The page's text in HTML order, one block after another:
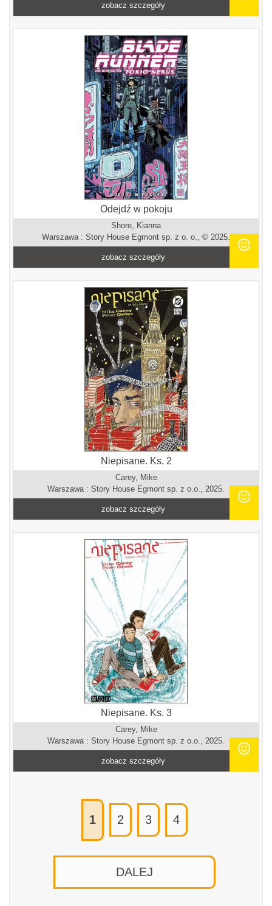
zobacz szczegóły
Odejdź w pokoju
Shore, Kianna
Warszawa : Story House Egmont sp. z o. o., © 2025.
zobacz szczegóły
Niepisane. Ks. 2
Carey, Mike
Warszawa : Story House Egmont sp. z o.o., 2025.
zobacz szczegóły
Niepisane. Ks. 3
Carey, Mike
Warszawa : Story House Egmont sp. z o.o., 2025.
zobacz szczegóły
1 2 3 4
DALEJ